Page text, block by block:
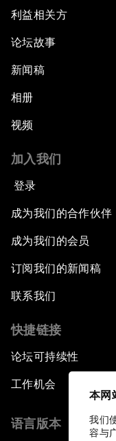
本网
我们
容与
利益相关方
论坛故事
新闻稿
相册
视频
加入我们
登录
成为我们的合作伙伴
成为我们的会员
订阅我们的新闻稿
联系我们
快捷链接
论坛可持续性
工作机会
语言版本